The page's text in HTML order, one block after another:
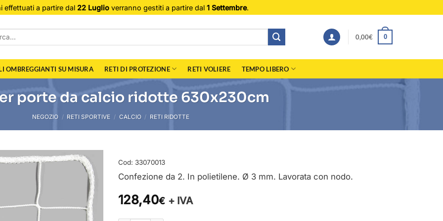
effettuati a partire dal 22 Luglioverranno gestiti a partire dal 1 Settembre.
0,00€ 0
OMBREGGIANTI SU MISURA RETI DI PROTEZIONE RETI VOLIERE TEMPO LIBERO
porte da calcio ridotte 630x230cm
NEGOZIO / RETI SPORTIVE / CALCIO / RETI RIDOTTE
Cod: 33070013
Confezione da 2. In polietilene. Ø 3 mm. Lavorata con nodo.
128,40€ + IVA